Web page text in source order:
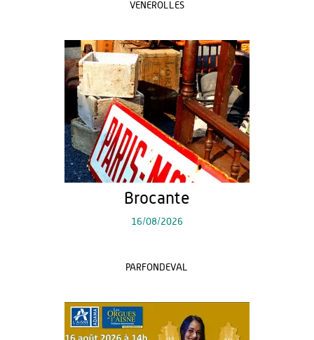
VENEROLLES
Brocante
16/08/2026
PARFONDEVAL